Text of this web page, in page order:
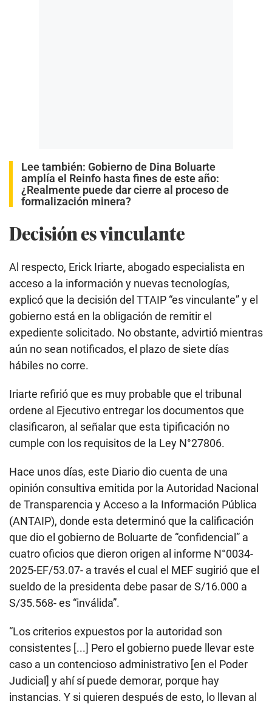
Lee también: Gobierno de Dina Boluarte
amplía el Reinfo hasta fines de este año:
¿Realmente puede dar cierre al proceso de
formalización minera?
Decisión es vinculante
Al respecto, Erick Iriarte, abogado especialista en
acceso a la información y nuevas tecnologías,
explicó que la decisión del TTAIP “es vinculante” y el
gobierno está en la obligación de remitir el
expediente solicitado. No obstante, advirtió mientras
aún no sean notificados, el plazo de siete días
hábiles no corre.
Iriarte refirió que es muy probable que el tribunal
ordene al Ejecutivo entregar los documentos que
clasificaron, al señalar que esta tipificación no
cumple con los requisitos de la Ley N°27806.
Hace unos días, este Diario dio cuenta de una
opinión consultiva emitida por la Autoridad Nacional
de Transparencia y Acceso a la Información Pública
(ANTAIP), donde esta determinó que la calificación
que dio el gobierno de Boluarte de “confidencial” a
cuatro oficios que dieron origen al informe N°0034-
2025-EF/53.07- a través el cual el MEF sugirió que el
sueldo de la presidenta debe pasar de S/16.000 a
S/35.568- es “inválida”.
“Los criterios expuestos por la autoridad son
consistentes [...] Pero el gobierno puede llevar este
caso a un contencioso administrativo [en el Poder
Judicial] y ahí sí puede demorar, porque hay
instancias. Y si quieren después de esto, lo llevan al